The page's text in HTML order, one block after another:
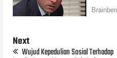
Next
Wujud Kepedulian Sosial Terhadap